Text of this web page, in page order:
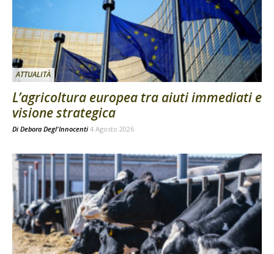
ATTUALITÀ
L’agricoltura europea tra aiuti immediati e
visione strategica
Di Debora Degl'Innocenti 4 Agosto 2026